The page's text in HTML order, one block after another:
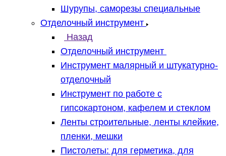
Шурупы, саморезы специальные
Отделочный инструмент
Назад
Отделочный инструмент
Инструмент малярный и штукатурно-
отделочный
Инструмент по работе с
гипсокартоном, кафелем и стеклом
Ленты строительные, ленты клейкие,
пленки, мешки
Пистолеты: для герметика, для